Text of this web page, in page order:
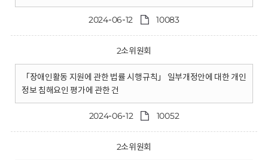
2024-06-12 10083
2소위원회
「장애인활동 지원에 관한 법률 시행규칙」 일부개정안에 대한 개인
정보 침해요인 평가에 관한 건
2024-06-12 10052
2소위원회